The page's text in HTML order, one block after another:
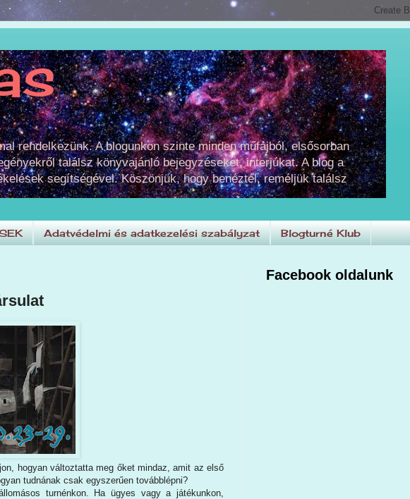
rendelkezünk. A blogunkon szinte minden műfajból, elsősorban
találsz könyvajánló bejegyzéseket, interjúkat. A blog a
segítségével. Köszönjük, hogy benéztél, reméljük találsz
Adatvédelmi és adatkezelési szabályzat Blogturné Klub
hogyan változtatta meg őket mindaz, amit az első
tudnának csak egyszerűen továbblépni?
turnénkon. Ha ügyes vagy a játékunkon,
Facebook oldalunk